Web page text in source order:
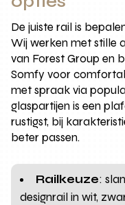
De juiste rail is
Wij werken met stille
van Forest Group en
Somfy voor
met spraak via
glaspartijen is een
rustigst, bij
beter passen.
Railkeuze:
designrail in wit,